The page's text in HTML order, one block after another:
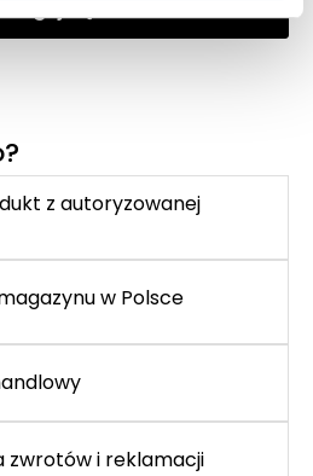
się
z autoryzowanej
w Polsce
zwrotów i reklamacji